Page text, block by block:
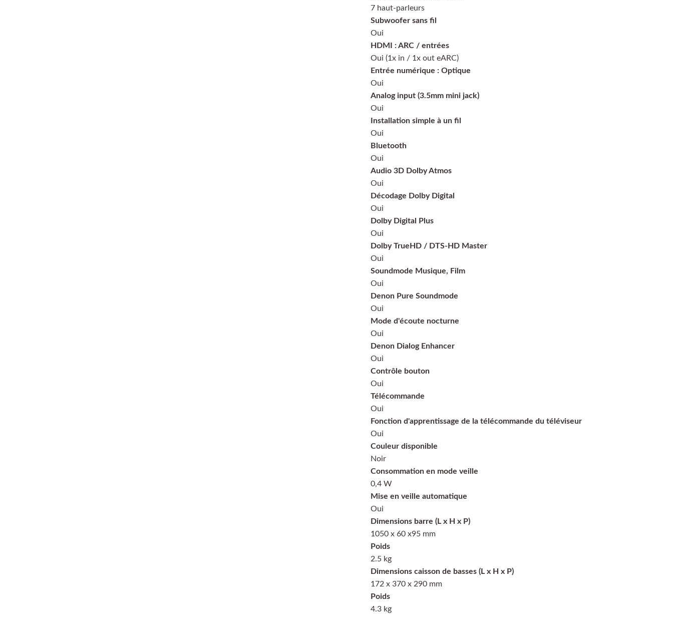
7 haut-parleurs
Subwoofer sans fil
Oui
HDMI : ARC / entrées
Oui (1x in / 1x out eARC)
Entrée numérique : Optique
Oui
Analog input (3.5mm mini jack)
Oui
Installation simple à un fil
Oui
Bluetooth
Oui
Audio 3D Dolby Atmos
Oui
Décodage Dolby Digital
Oui
Dolby Digital Plus
Oui
Dolby TrueHD / DTS-HD Master
Oui
Soundmode Musique, Film
Oui
Denon Pure Soundmode
Oui
Mode d'écoute nocturne
Oui
Denon Dialog Enhancer
Oui
Contrôle bouton
Oui
Télécommande
Oui
Fonction d'apprentissage de la télécommande du téléviseur
Oui
Couleur disponible
Noir
Consommation en mode veille
0,4 W
Mise en veille automatique
Oui
Dimensions barre (L x H x P)
1050 x 60 x95 mm
Poids
2.5 kg
Dimensions caisson de basses (L x H x P)
172 x 370 x 290 mm
Poids
4.3 kg